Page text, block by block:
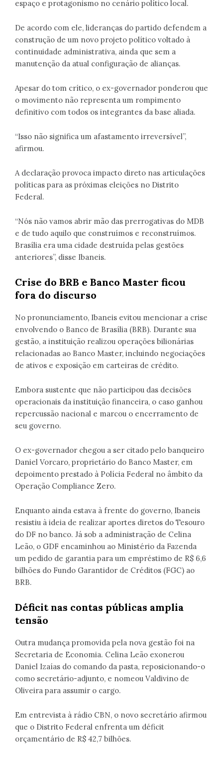
espaço e protagonismo no cenário político local.
De acordo com ele, lideranças do partido defendem a
construção de um novo projeto político voltado à
continuidade administrativa, ainda que sem a
manutenção da atual configuração de alianças.
Apesar do tom crítico, o ex-governador ponderou que
o movimento não representa um rompimento
definitivo com todos os integrantes da base aliada.
“Isso não significa um afastamento irreversível”,
afirmou.
A declaração provoca impacto direto nas articulações
políticas para as próximas eleições no Distrito
Federal.
“Nós não vamos abrir mão das prerrogativas do MDB
e de tudo aquilo que construímos e reconstruímos.
Brasília era uma cidade destruída pelas gestões
anteriores”, disse Ibaneis.
Crise do BRB e Banco Master ficou
fora do discurso
No pronunciamento, Ibaneis evitou mencionar a crise
envolvendo o Banco de Brasília (BRB). Durante sua
gestão, a instituição realizou operações bilionárias
relacionadas ao Banco Master, incluindo negociações
de ativos e exposição em carteiras de crédito.
Embora sustente que não participou das decisões
operacionais da instituição financeira, o caso ganhou
repercussão nacional e marcou o encerramento de
seu governo.
O ex-governador chegou a ser citado pelo banqueiro
Daniel Vorcaro, proprietário do Banco Master, em
depoimento prestado à Polícia Federal no âmbito da
Operação Compliance Zero.
Enquanto ainda estava à frente do governo, Ibaneis
resistiu à ideia de realizar aportes diretos do Tesouro
do DF no banco. Já sob a administração de Celina
Leão, o GDF encaminhou ao Ministério da Fazenda
um pedido de garantia para um empréstimo de R$ 6,6
bilhões do Fundo Garantidor de Créditos (FGC) ao
BRB.
Déficit nas contas públicas amplia
tensão
Outra mudança promovida pela nova gestão foi na
Secretaria de Economia. Celina Leão exonerou
Daniel Izaías do comando da pasta, reposicionando-o
como secretário-adjunto, e nomeou Valdivino de
Oliveira para assumir o cargo.
Em entrevista à rádio CBN, o novo secretário afirmou
que o Distrito Federal enfrenta um déficit
orçamentário de R$ 42,7 bilhões.